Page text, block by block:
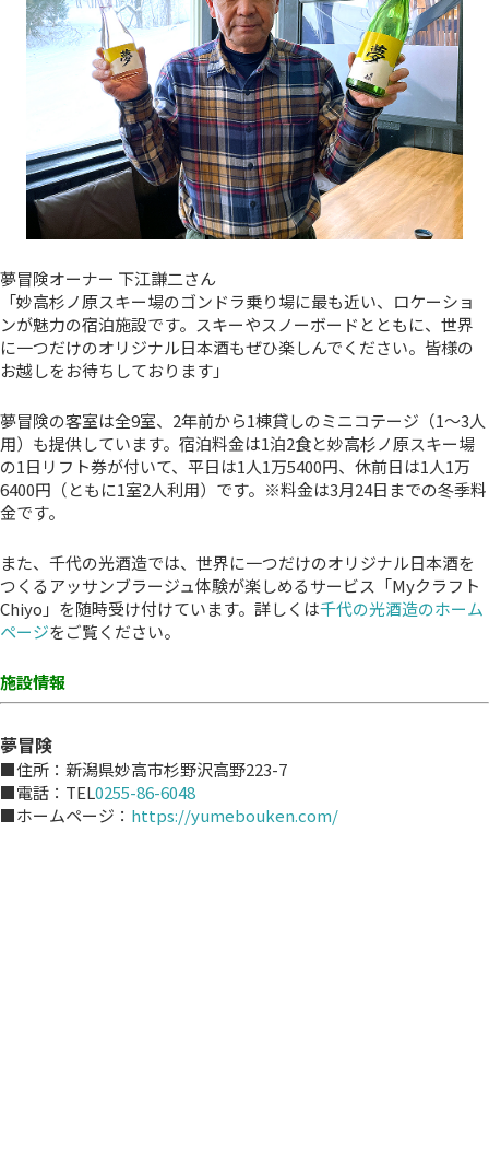
夢冒険オーナー 下江謙二さん
「妙高杉ノ原スキー場のゴンドラ乗り場に最も近い、ロケーショ
ンが魅力の宿泊施設です。スキーやスノーボードとともに、世界
に一つだけのオリジナル日本酒もぜひ楽しんでください。皆様の
お越しをお待ちしております」
夢冒険の客室は全9室、2年前から1棟貸しのミニコテージ（1～3人
用）も提供しています。宿泊料金は1泊2食と妙高杉ノ原スキー場
の1日リフト券が付いて、平日は1人1万5400円、休前日は1人1万
6400円（ともに1室2人利用）です。※料金は3月24日までの冬季料
金です。
また、千代の光酒造では、世界に一つだけのオリジナル日本酒を
つくるアッサンブラージュ体験が楽しめるサービス「Myクラフト
Chiyo」を随時受け付けています。詳しくは千代の光酒造のホーム
ページをご覧ください。
施設情報
夢冒険
■住所：新潟県妙高市杉野沢高野223-7
■電話：TEL0255-86-6048
■ホームページ： https://yumebouken.com/